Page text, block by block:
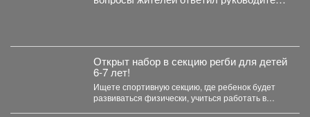
Открыт набор в секцию регби для детей
6-7 лет!
Ищете спортивную секцию, где ребенок будет
развиваться физически, учиться работать в